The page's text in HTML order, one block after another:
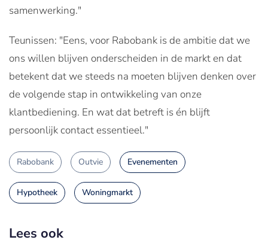
samenwerking."
Teunissen: "Eens, voor Rabobank is de ambitie dat we
ons willen blijven onderscheiden in de markt en dat
betekent dat we steeds na moeten blijven denken over
de volgende stap in ontwikkeling van onze
klantbediening. En wat dat betreft is én blijft
persoonlijk contact essentieel."
Rabobank Outvie Evenementen
Hypotheek Woningmarkt
Lees ook